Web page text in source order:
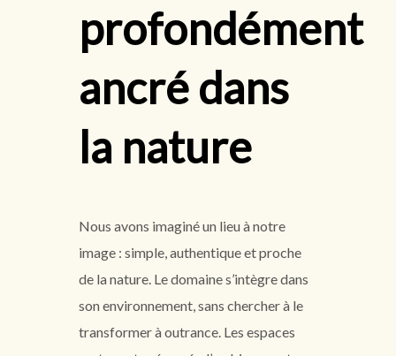
profondément
ancré dans
la nature
Nous avons imaginé un lieu à notre
image : simple, authentique et proche
de la nature. Le domaine s’intègre dans
son environnement, sans chercher à le
transformer à outrance. Les espaces